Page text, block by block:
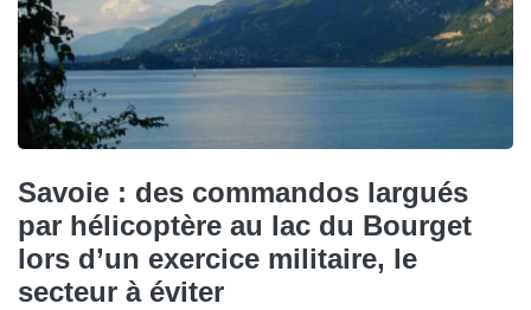
Savoie : des commandos largués
par hélicoptère au lac du Bourget
lors d’un exercice militaire, le
secteur à éviter